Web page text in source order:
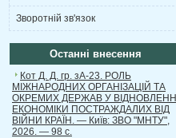
Зворотній зв'язок
Останні внесення
Кот Д. Д. гр. зА-23. РОЛЬ
МІЖНАРОДНИХ ОРГАНІЗАЦІЙ ТА
ОКРЕМИХ ДЕРЖАВ У ВІДНОВЛЕННІ
ЕКОНОМІКИ ПОСТРАЖДАЛИХ ВІД
ВІЙНИ КРАЇН. — Київ: ЗВО "МНТУ",
2026. — 98 с.